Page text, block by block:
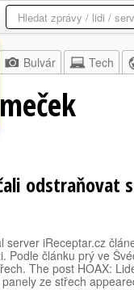
Bulvár Tech
odstraňovat
server iReceptar.cz
Podle článku prý ve
The post HOAX:
ze střech